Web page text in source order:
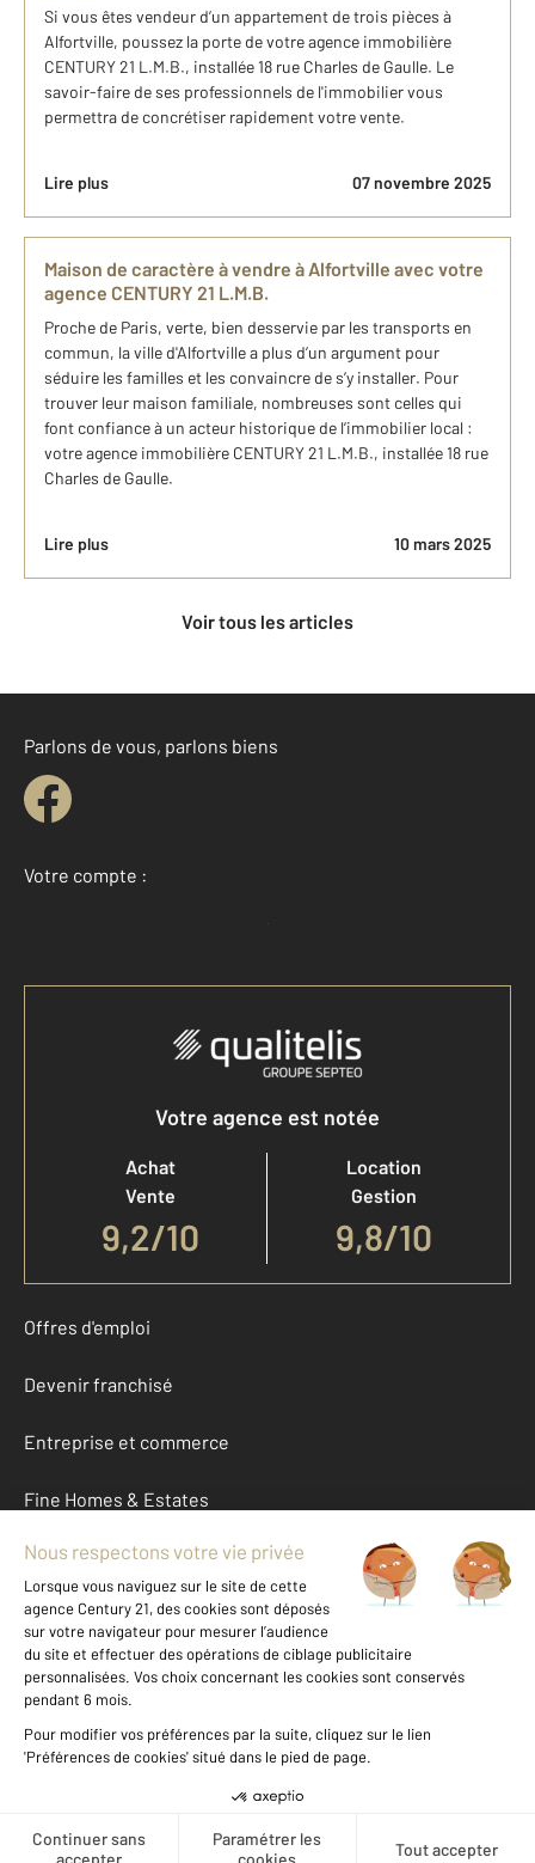
Si vous êtes vendeur d’un appartement de trois pièces à
Alfortville, poussez la porte de votre agence immobilière
CENTURY 21 L.M.B., installée 18 rue Charles de Gaulle. Le
savoir-faire de ses professionnels de l'immobilier vous
permettra de concrétiser rapidement votre vente.
Lire plus 07 novembre 2025
Maison de caractère à vendre à Alfortville avec votre
agence CENTURY 21 L.M.B.
Proche de Paris, verte, bien desservie par les transports en
commun, la ville d'Alfortville a plus d’un argument pour
séduire les familles et les convaincre de s’y installer. Pour
trouver leur maison familiale, nombreuses sont celles qui
font confiance à un acteur historique de l’immobilier local :
votre agence immobilière CENTURY 21 L.M.B., installée 18 rue
Charles de Gaulle.
Lire plus 10 mars 2025
Voir tous les articles
Parlons de vous, parlons biens
Votre compte :
Accéder à mon compte
Votre agence est notée
Achat
Vente
9,2/10
Location
Gestion
9,8/10
Offres d'emploi
Devenir franchisé
Entreprise et commerce
Fine Homes & Estates
À propos
International
Nous contacter
Données personnelles
Gestionnaire des cookies